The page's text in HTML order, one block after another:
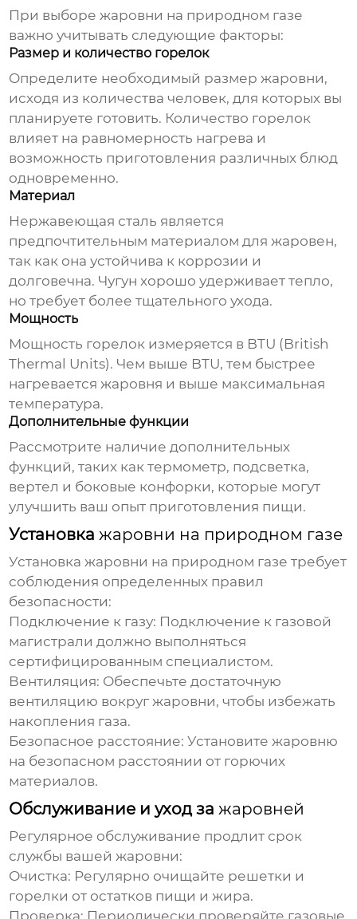
При выборежаровни на природном газе
важно учитывать следующие факторы:
Размер и количество горелок
Определите необходимый размержаровни,
исходя из количества человек, для которых вы
планируете готовить. Количество горелок
влияет на равномерность нагрева и
возможность приготовления различных блюд
одновременно.
Материал
Нержавеющая сталь является
предпочтительным материалом дляжаровен,
так как она устойчива к коррозии и
долговечна. Чугун хорошо удерживает тепло,
но требует более тщательного ухода.
Мощность
Мощность горелок измеряется в BTU (British
Thermal Units). Чем выше BTU, тем быстрее
нагреваетсяжаровня и выше максимальная
температура.
Дополнительные функции
Рассмотрите наличие дополнительных
функций, таких как термометр, подсветка,
вертел и боковые конфорки, которые могут
улучшить ваш опыт приготовления пищи.
Установкажаровни на природном газе
Установкажаровни на природном газе требует
соблюдения определенных правил
безопасности:
Подключение к газу: Подключение к газовой
магистрали должно выполняться
сертифицированным специалистом.
Вентиляция: Обеспечьте достаточную
вентиляцию вокругжаровни, чтобы избежать
накопления газа.
Безопасное расстояние: Установитежаровню
на безопасном расстоянии от горючих
материалов.
Обслуживание и уход зажаровней
Регулярное обслуживание продлит срок
службы вашейжаровни:
Очистка: Регулярно очищайте решетки и
горелки от остатков пищи и жира.